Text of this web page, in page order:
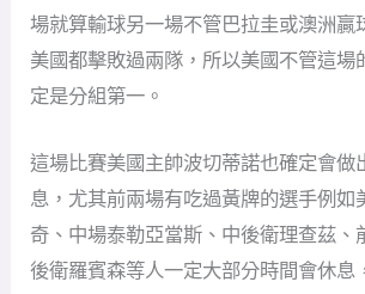
場就算輸球另一場不管巴拉圭或澳洲贏
美國都擊敗過兩隊，所以美國不管這場
定是分組第一。
這場比賽美國主帥波切蒂諾也確定會做
息，尤其前兩場有吃過黃牌的選手例如
奇、中場泰勒亞當斯、中後衛理查茲、
後衛羅賓森等人一定大部分時間會休息